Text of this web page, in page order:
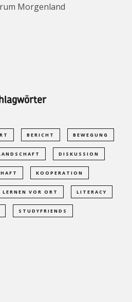
Morgenland
BERICHT BEWEGUNG
DISKUSSION
KOOPERATION
LERNEN VOR ORT LITERACY
STUDYFRIENDS